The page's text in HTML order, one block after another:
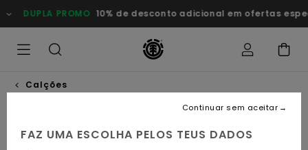
para
a
DUPLA PROMO 10% de desconto adicional em ofertas
Calções
FAZ UMA ESCOLHA PELOS TEUS DADOS
Continuar sem aceitar